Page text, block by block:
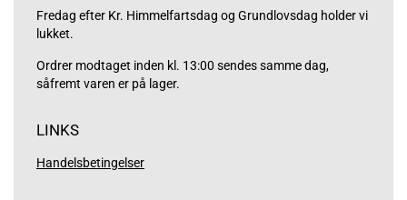
Fredag efter Kr. Himmelfartsdag og Grundlovsdag holder vi
lukket.
Ordrer modtaget inden kl. 13:00 sendes samme dag,
såfremt varen er på lager.
LINKS
Handelsbetingelser